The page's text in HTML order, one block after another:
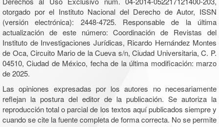
otorgado por el Instituto Nacional del Derecho de Autor, ISSN
(versión electrónica): 2448-4725. Responsable de la última
actualización de este número: Coordinación de Revistas del
Instituto de Investigaciones Jurídicas, Ricardo Hernández Montes
de Oca, Circuito Mario de la Cueva s/n, Ciudad Universitaria, C. P.
04510, Ciudad de México, fecha de la última modificación: marzo
de 2025.
Las opiniones expresadas por los autores no necesariamente
reflejan la postura del editor de la publicación. Se autoriza la
reproducción total o parcial de los textos aquí publicados siempre y
cuando se cite la fuente completa de forma correcta. No se permite